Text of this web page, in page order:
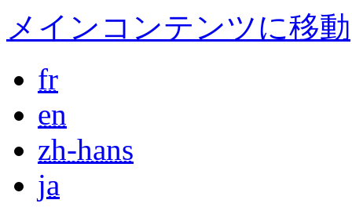
メインコンテンツに移動
fr
en
zh-hans
ja